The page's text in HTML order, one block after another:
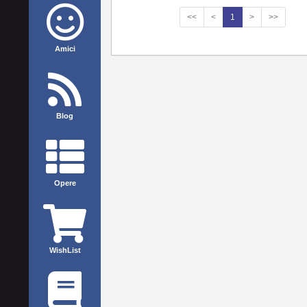
Amici
Blog
Opere
WishList
<< < 1 > >>